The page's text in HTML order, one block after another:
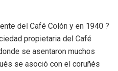
del Café Colón y en 1940 ?
propietaria del Café
se asentaron muchos
se asoció con el coruñés